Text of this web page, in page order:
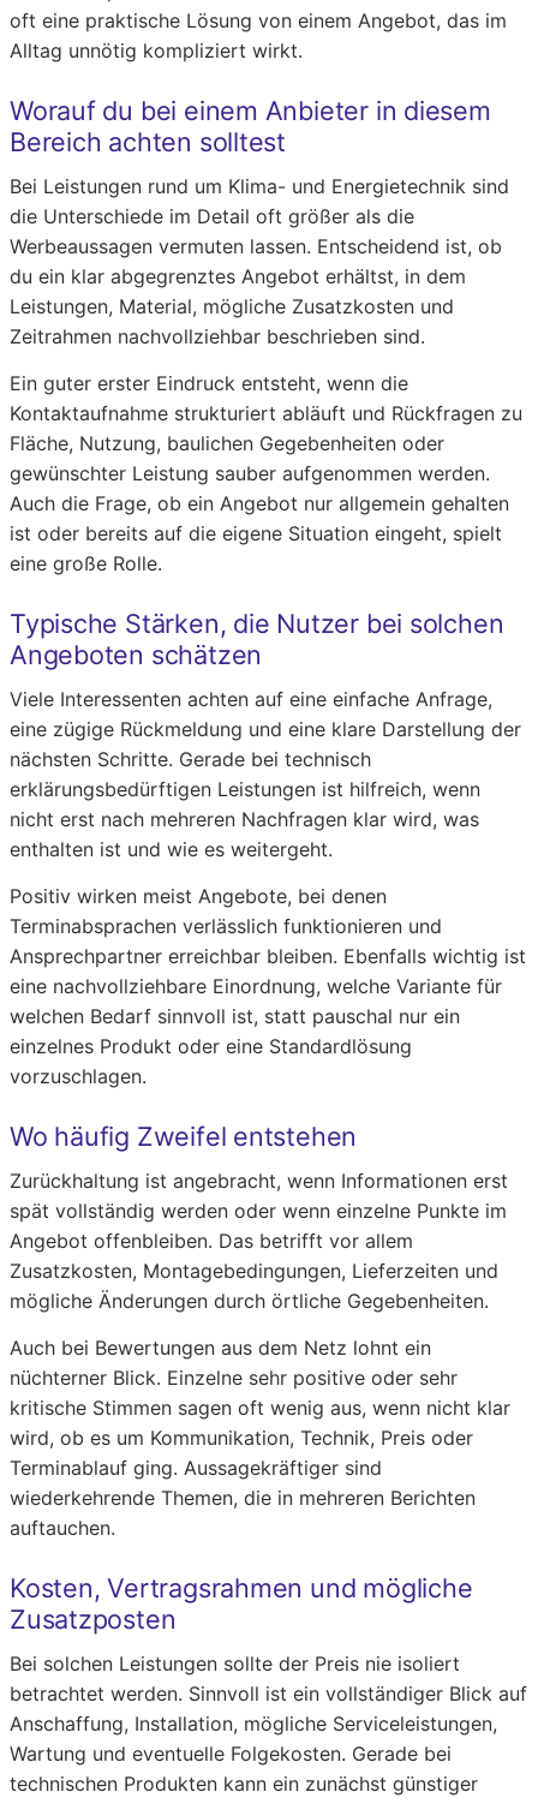
oft eine praktische Lösung von einem Angebot, das im
Alltag unnötig kompliziert wirkt.
Worauf du bei einem Anbieter in diesem
Bereich achten solltest
Bei Leistungen rund um Klima- und Energietechnik sind
die Unterschiede im Detail oft größer als die
Werbeaussagen vermuten lassen. Entscheidend ist, ob
du ein klar abgegrenztes Angebot erhältst, in dem
Leistungen, Material, mögliche Zusatzkosten und
Zeitrahmen nachvollziehbar beschrieben sind.
Ein guter erster Eindruck entsteht, wenn die
Kontaktaufnahme strukturiert abläuft und Rückfragen zu
Fläche, Nutzung, baulichen Gegebenheiten oder
gewünschter Leistung sauber aufgenommen werden.
Auch die Frage, ob ein Angebot nur allgemein gehalten
ist oder bereits auf die eigene Situation eingeht, spielt
eine große Rolle.
Typische Stärken, die Nutzer bei solchen
Angeboten schätzen
Viele Interessenten achten auf eine einfache Anfrage,
eine zügige Rückmeldung und eine klare Darstellung der
nächsten Schritte. Gerade bei technisch
erklärungsbedürftigen Leistungen ist hilfreich, wenn
nicht erst nach mehreren Nachfragen klar wird, was
enthalten ist und wie es weitergeht.
Positiv wirken meist Angebote, bei denen
Terminabsprachen verlässlich funktionieren und
Ansprechpartner erreichbar bleiben. Ebenfalls wichtig ist
eine nachvollziehbare Einordnung, welche Variante für
welchen Bedarf sinnvoll ist, statt pauschal nur ein
einzelnes Produkt oder eine Standardlösung
vorzuschlagen.
Wo häufig Zweifel entstehen
Zurückhaltung ist angebracht, wenn Informationen erst
spät vollständig werden oder wenn einzelne Punkte im
Angebot offenbleiben. Das betrifft vor allem
Zusatzkosten, Montagebedingungen, Lieferzeiten und
mögliche Änderungen durch örtliche Gegebenheiten.
Auch bei Bewertungen aus dem Netz lohnt ein
nüchterner Blick. Einzelne sehr positive oder sehr
kritische Stimmen sagen oft wenig aus, wenn nicht klar
wird, ob es um Kommunikation, Technik, Preis oder
Terminablauf ging. Aussagekräftiger sind
wiederkehrende Themen, die in mehreren Berichten
auftauchen.
Kosten, Vertragsrahmen und mögliche
Zusatzposten
Bei solchen Leistungen sollte der Preis nie isoliert
betrachtet werden. Sinnvoll ist ein vollständiger Blick auf
Anschaffung, Installation, mögliche Serviceleistungen,
Wartung und eventuelle Folgekosten. Gerade bei
technischen Produkten kann ein zunächst günstiger